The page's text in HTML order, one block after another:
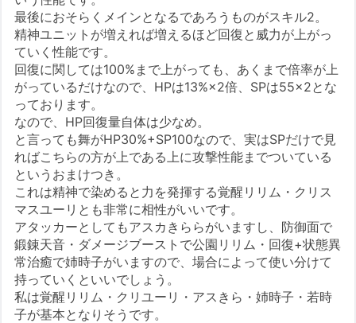
最後におそらくメインとなるであろうものがスキル2。
精神ユニットが増えれば増えるほど回復と威力が上がっ
ていく性能です。
回復に関しては100%まで上がっても、あくまで倍率が上
がっているだけなので、HPは13%×2倍、SPは55×2とな
っております。
なので、HP回復量自体は少なめ。
と言っても舞がHP30%+SP100なので、実はSPだけで見
ればこちらの方が上である上に攻撃性能までついている
というおまけつき。
これは精神で染めると力を発揮する覚醒リリム・クリス
マスユーリとも非常に相性がいいです。
アタッカーとしてもアスカきららがいますし、防御面で
鍛錬天音・ダメージブーストで公園リリム・回復+状態異
常治癒で姉時子がいますので、場合によって使い分けて
持っていくといいでしょう。
私は覚醒リリム・クリユーリ・アスきら・姉時子・若時
子が基本となりそうです。